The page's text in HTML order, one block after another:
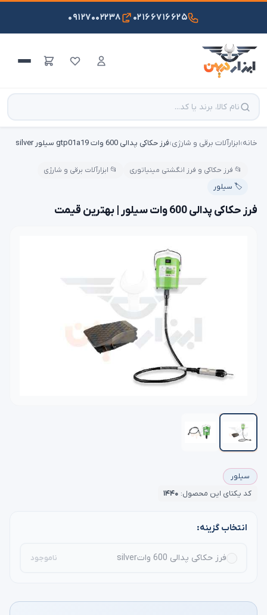
۰۲۱۶۶۷۱۶۶۲۵ ۰۹۱۲۷۰۰۲۲۳۸
خانه›ابزارآلات برقی و شارژی›فرز حکاکی پدالی 600 وات gtp01a19 سیلور silver
📂 فرز حکاکی و فرز انگشتی مینیاتوری
📂 ابزارآلات برقی و شارژی
🏷️ سیلور
فرز حکاکی پدالی 600 وات سیلور | بهترین قیمت
سیلور
کد یکتای این محصول: ۱۴۴۰
انتخاب گزینه:
فرز حکاکی پدالی 600 واتsilver ناموجود